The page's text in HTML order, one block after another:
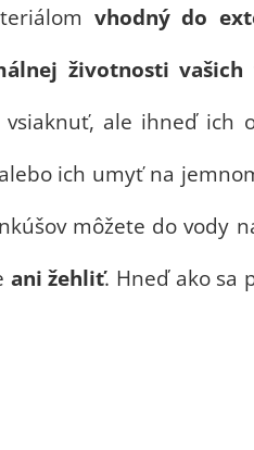
vhodný do
životnosti vašich
ale ihneď ich
ich umyť na
môžete do vody
ani žehliť. Hneď ako sa